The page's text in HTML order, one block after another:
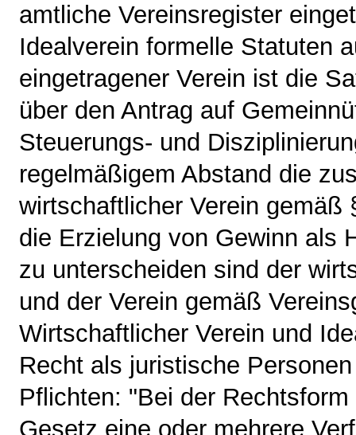
amtliche Vereinsregister
Idealverein formelle Statuten
eingetragener Verein ist die
über den Antrag auf
Steuerungs- und
regelmäßigem Abstand die
wirtschaftlicher Verein gemäß
die Erzielung von Gewinn als
zu unterscheiden sind der
und der Verein gemäß
Wirtschaftlicher Verein und
Recht als juristische
Pflichten: "Bei der
Gesetz eine oder mehrere